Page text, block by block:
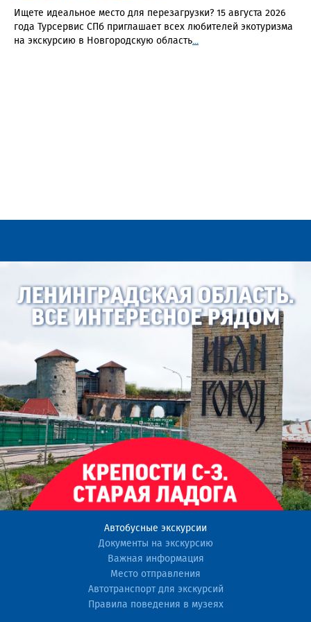
Ищете идеальное место для перезагрузки? 15 августа 2026
года Турсервис СПб приглашает всех любителей экотуризма
на экскурсию в Новгородскую область...
Автобусные экскурсии
Документы на экскурсию
Важная информация
Место отправления
Автотранспорт для экскурсий
Правила поведения в музеях